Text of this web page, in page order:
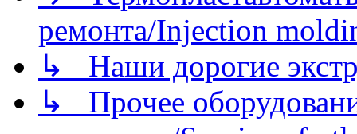
ремонта/Injection
↳ Наши дорогие
↳ Прочее